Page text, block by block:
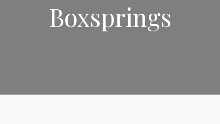
Boxsprings